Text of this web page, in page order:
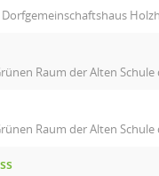
Raum der Alten
Raum der Alten